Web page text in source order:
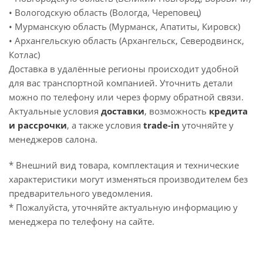
• Вологодскую область (Вологда, Череповец)
• Мурманскую область (Мурманск, Апатиты, Кировск)
• Архангельскую область (Архангельск, Северодвинск,
Котлас)
Доставка в удалённые регионы происходит удобной
для вас транспортной компанией. Уточнить детали
можно по телефону или через форму обратной связи.
Актуальные условия доставки, возможность кредита
и рассрочки, а также условия trade-in уточняйте у
менеджеров салона.
* Внешний вид товара, комплектация и технические
характеристики могут изменяться производителем без
предварительного уведомления.
* Пожалуйста, уточняйте актуальную информацию у
менеджера по телефону на сайте.